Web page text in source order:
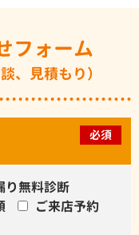
フォーム
、見積もり）
必須
り無料診断
ご来店予約